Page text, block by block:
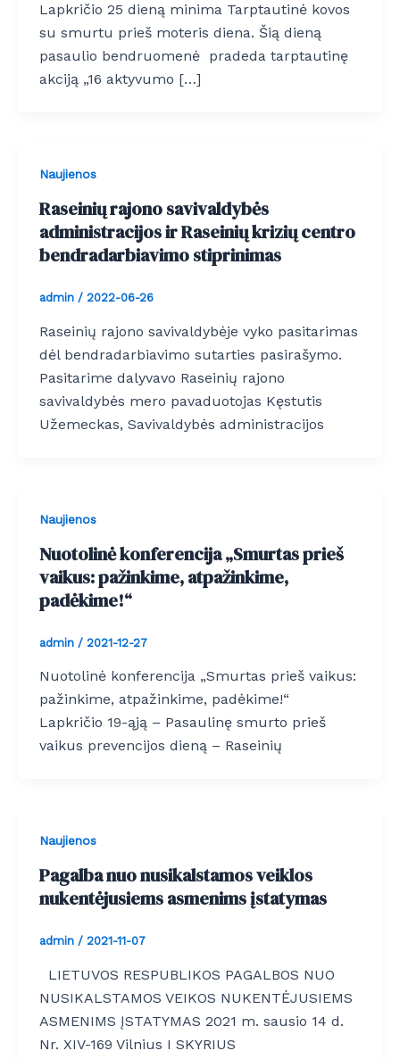
Lapkričio 25 dieną minima Tarptautinė kovos
su smurtu prieš moteris diena. Šią dieną
pasaulio bendruomenė pradeda tarptautinę
akciją „16 aktyvumo […]
Naujienos
Raseinių rajono savivaldybės
administracijos ir Raseinių krizių centro
bendradarbiavimo stiprinimas
admin / 2022-06-26
Raseinių rajono savivaldybėje vyko pasitarimas
dėl bendradarbiavimo sutarties pasirašymo.
Pasitarime dalyvavo Raseinių rajono
savivaldybės mero pavaduotojas Kęstutis
Užemeckas, Savivaldybės administracijos
Naujienos
Nuotolinė konferencija „Smurtas prieš
vaikus: pažinkime, atpažinkime,
padėkime!“
admin / 2021-12-27
Nuotolinė konferencija „Smurtas prieš vaikus:
pažinkime, atpažinkime, padėkime!“
Lapkričio 19-ąją – Pasaulinę smurto prieš
vaikus prevencijos dieną – Raseinių
Naujienos
Pagalba nuo nusikalstamos veiklos
nukentėjusiems asmenims įstatymas
admin / 2021-11-07
LIETUVOS RESPUBLIKOS PAGALBOS NUO
NUSIKALSTAMOS VEIKOS NUKENTĖJUSIEMS
ASMENIMS ĮSTATYMAS 2021 m. sausio 14 d.
Nr. XIV-169 Vilnius I SKYRIUS